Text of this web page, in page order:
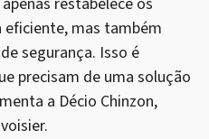
mas também
segurança. Isso é
precisam de uma solução
a Décio Chinzon,